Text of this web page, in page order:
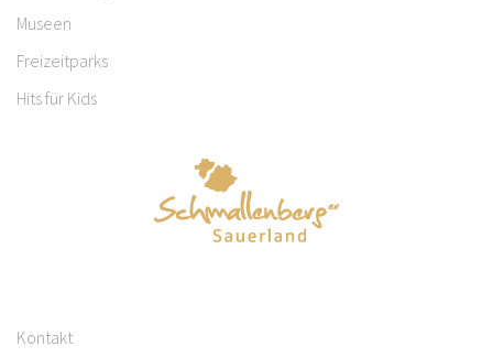
Museen
Freizeitparks
Hits für Kids
Kontakt